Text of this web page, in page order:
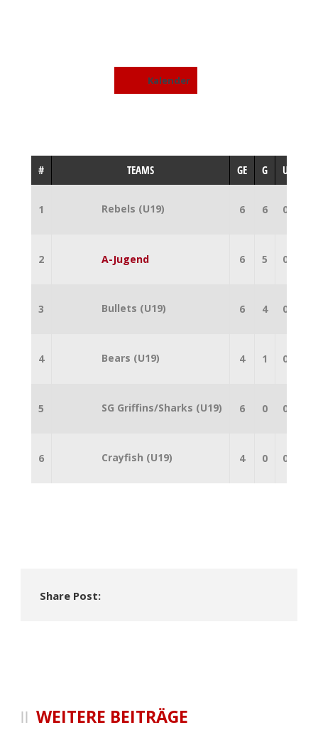
Kalender
# TEAMS GE G U
1 Rebels (U19) 6 6 0
2 A-Jugend 6 5 0
3 Bullets (U19) 6 4 0
4 Bears (U19) 4 1 0
5 SG Griffins/Sharks (U19) 6 0 0
6 Crayfish (U19) 4 0 0
Share Post:
WEITERE BEITRÄGE